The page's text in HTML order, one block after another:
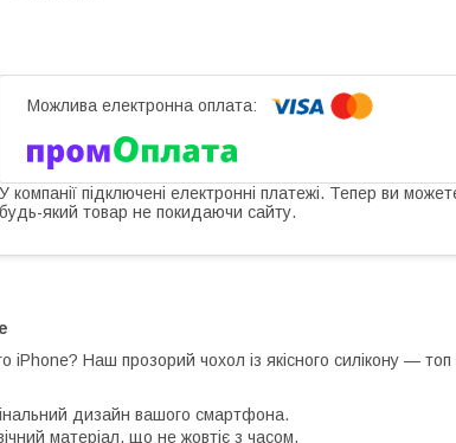
У компанії підключені електронні платежі. Тепер ви
будь-який товар не покидаючи сайту.
iPhone? Наш прозорий чохол із якісного силікону — топ
дизайн вашого смартфона.
матеріал, що не жовтіє з часом.